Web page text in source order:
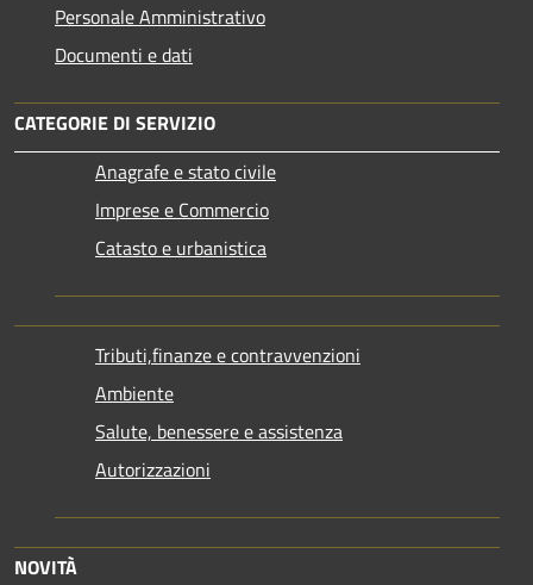
Personale Amministrativo
Documenti e dati
CATEGORIE DI SERVIZIO
Anagrafe e stato civile
Imprese e Commercio
Catasto e urbanistica
Tributi,finanze e contravvenzioni
Ambiente
Salute, benessere e assistenza
Autorizzazioni
NOVITÀ